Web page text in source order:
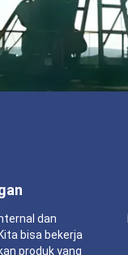
dan
bisa bekerja
produk yang